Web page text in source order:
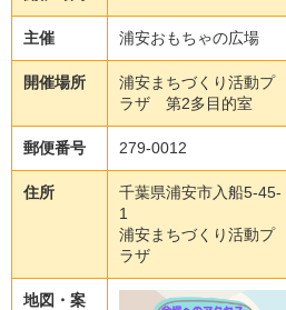
主催 浦安おもちゃの広場
開催場所
浦安まちづくり活動プ
ラザ 第2多目的室
郵便番号 279-0012
住所
千葉県浦安市入船5-45-
1
浦安まちづくり活動プ
ラザ
地図・案